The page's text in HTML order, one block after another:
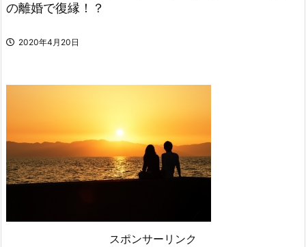
の離婚で復縁！？
2020年4月20日
スポンサーリンク